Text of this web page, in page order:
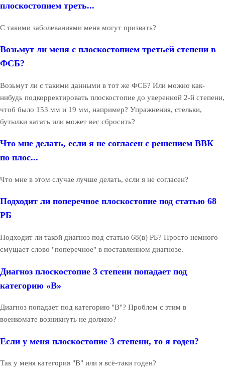
плоскостопием треть...
С такими заболеваниями меня могут призвать?
Возьмут ли меня с плоскостопием третьей степени в
ФСБ?
Возьмут ли с такими данными в тот же ФСБ? Или можно как-
нибудь подкорректировать плоскостопие до уверенной 2-й степени,
чтоб было 153 мм и 19 мм, например? Упражнения, стельки,
бутылки катать или может вес сбросить?
Что мне делать, если я не согласен с решением ВВК
по плос...
Что мне в этом случае лучше делать, если я не согласен?
Подходит ли поперечное плоскостопие под статью 68
РБ
Подходит ли такой диагноз под статью 68(в) РБ? Просто немного
смущает слово "поперечное" в поставленном диагнозе.
Диагноз плоскостопие 3 степени попадает под
категорию «В»
Диагноз попадает под категорию "В"? Проблем с этим в
военкомате возникнуть не должно?
Если у меня плоскостопие 3 степени, то я годен?
Так у меня категория "В" или я всё-таки годен?